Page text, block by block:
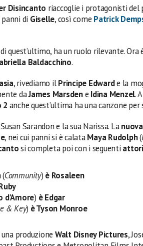
Disincanto riaccoglie i protagonisti
di Giselle, così come Patrick
quest’ultimo, ha un ruolo rilevante. Ora
Baldacchino.
, rivediamo ilPrincipe Edwarde la
daJames Marsdene Idina Menzel.
2 anche quest’ultima ha una canzone per
Sarandon e la sua Narissa. La
, nei cui panni si è calataMaya Rudolph(
si completa poi con i seguenti attori
(Community) è Rosaleen
d’Amore) è Edgar
& Key) è Tyson Monroe
produzione Walt Disney Pictures,